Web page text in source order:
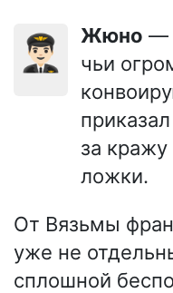
👨🏻‍✈️ Жюно —
чьи
за
ложки.
От Вязьмы
уже не
сплошной